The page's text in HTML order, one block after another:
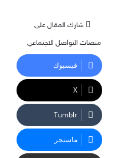
شارك المقال على
منصات التواصل الاجتماعي
فيسبوك
‫X
ماسنجر